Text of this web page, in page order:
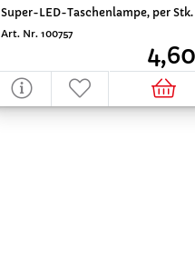
Super-LED-Taschenlampe, per Stk.
Art. Nr. 100757